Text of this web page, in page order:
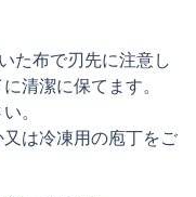
た布で刃先に注意し
清潔に保てます。
。
は冷凍用の庖丁をご